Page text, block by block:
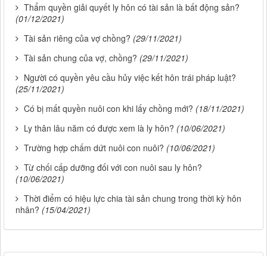
Thẩm quyền giải quyết ly hôn có tài sản là bất động sản?
(01/12/2021)
Tài sản riêng của vợ chồng? (29/11/2021)
Tài sản chung của vợ, chồng? (29/11/2021)
Người có quyền yêu cầu hủy việc kết hôn trái pháp luật?
(25/11/2021)
Có bị mất quyền nuôi con khi lấy chồng mới? (18/11/2021)
Ly thân lâu năm có được xem là ly hôn? (10/06/2021)
Trường hợp chấm dứt nuôi con nuôi? (10/06/2021)
Từ chối cấp dưỡng đối với con nuôi sau ly hôn?
(10/06/2021)
Thời điểm có hiệu lực chia tài sản chung trong thời kỳ hôn
nhân? (15/04/2021)